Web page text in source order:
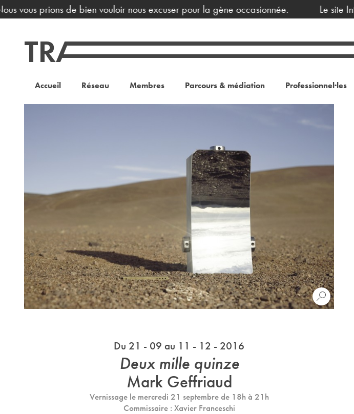
de bien vouloir nous excuser pour la gène occasionnée. Le site Internet est
Accueil Réseau Membres Parcours & médiation Professionnel·les
Du 21 - 09 au 11 - 12 - 2016
Deux mille quinze
Mark Geffriaud
Vernissage le mercredi 21 septembre de 18h à 21h
Commissaire : Xavier Franceschi